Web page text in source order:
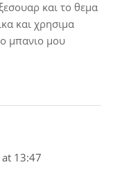
και το θεμα
και χρησιμα
μπανιο μου
13:47